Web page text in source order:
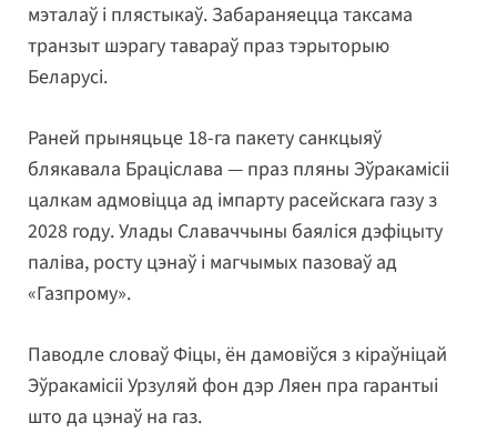
мэталаў і плястыкаў. Забараняецца таксама
транзыт шэрагу тавараў праз тэрыторыю
Беларусі.
Раней прыняцьце 18-га пакету санкцыяў
блякавала Браціслава — праз пляны Эўракамісіі
цалкам адмовіцца ад імпарту расейскага газу з
2028 году. Улады Славаччыны баяліся дэфіцыту
паліва, росту цэнаў і магчымых пазоваў ад
«Газпрому».
Паводле словаў Фіцы, ён дамовіўся з кіраўніцай
Эўракамісіі Урзуляй фон дэр Ляен пра гарантыі
што да цэнаў на газ.